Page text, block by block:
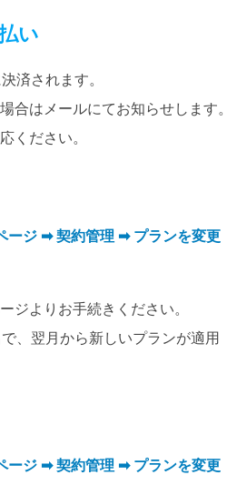
い
済されます。
合はメールにてお知らせします。
ください。
ージ ➡ 契約管理 ➡ プランを変更
ジよりお手続きください。
、翌月から新しいプランが適用
ージ ➡ 契約管理 ➡ プランを変更